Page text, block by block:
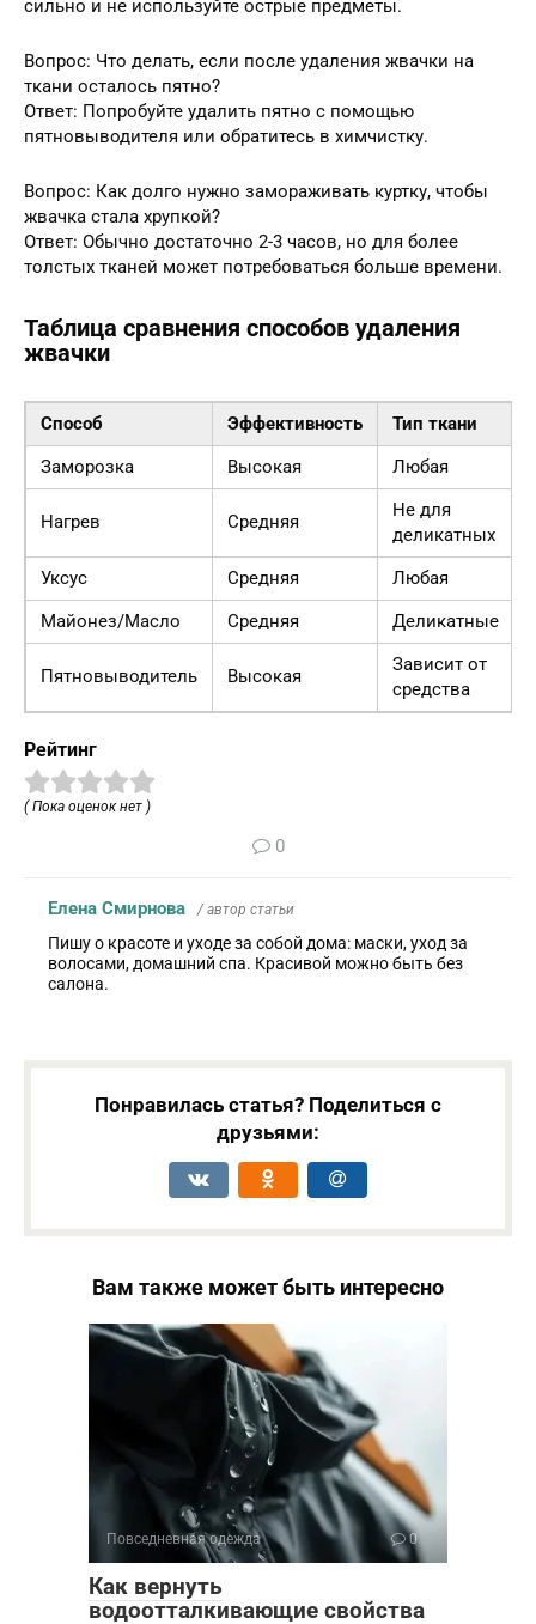
сильно и не используйте острые предметы.
Вопрос: Что делать, если после удаления жвачки на
ткани осталось пятно?
Ответ: Попробуйте удалить пятно с помощью
пятновыводителя или обратитесь в химчистку.
Вопрос: Как долго нужно замораживать куртку, чтобы
жвачка стала хрупкой?
Ответ: Обычно достаточно 2-3 часов, но для более
толстых тканей может потребоваться больше времени.
Таблица сравнения способов удаления
жвачки
Способ Эффективность Тип ткани
Заморозка
Высокая Любая
Нагрев Средняя
Не для
деликатных
Уксус Средняя Любая
Майонез/Масло
Средняя Деликатные
Пятновыводитель Высокая
Зависит от
средства
Рейтинг
( Пока оценок нет )
0
Елена Смирнова / автор статьи
Пишу о красоте и уходе за собой дома: маски, уход за
волосами, домашний спа. Красивой можно быть без
салона.
Понравилась статья? Поделиться с
друзьями:
Вам также может быть интересно
Повседневная одежда 0
Как вернуть
водоотталкивающие свойства